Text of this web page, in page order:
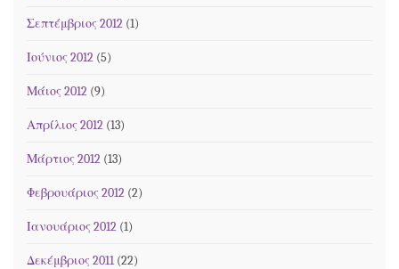
Σεπτέμβριος 2012 (1)
Ιούνιος 2012 (5)
Μάιος 2012 (9)
Απρίλιος 2012 (13)
Μάρτιος 2012 (13)
Φεβρουάριος 2012 (2)
Ιανουάριος 2012 (1)
Δεκέμβριος 2011 (22)